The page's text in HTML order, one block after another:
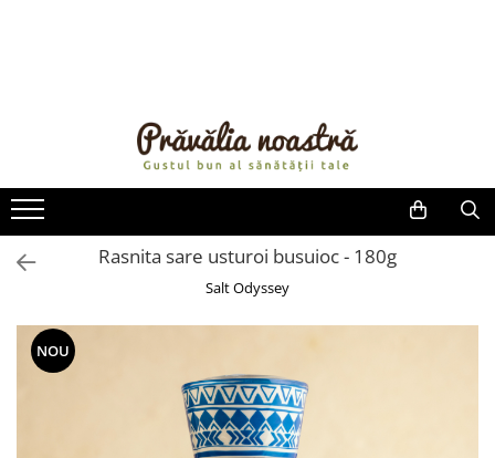
ULEIURI ȘI UNTURI
MĂSLINE
NUCI ȘI SEMINȚE
FRUCTE DESHIDRATATE
FRUCTE LA CONSERVĂ
OȚETURI ȘI SOSURI
BĂUTURI / LAPTE VEGETAL
Rasnita sare usturoi busuioc - 180g
Salt Odyssey
NOU